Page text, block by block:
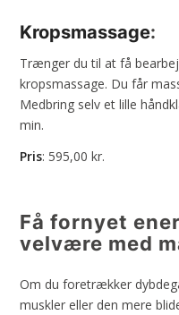
Kropsmassage:
​Trænger du til at få
kropsmassage. Du får
Medbring selv et lille
min.​
Pris: 595,00 kr.​
Få fornyet
velvære med
Om du foretrækker
muskler eller den mere